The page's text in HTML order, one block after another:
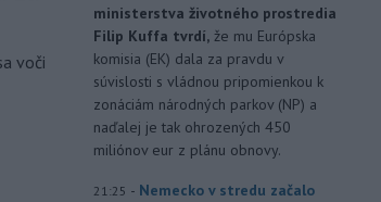
voči
ministerstva životného prostredia
Filip Kuffa tvrdí, že mu Európska
komisia (EK) dala za pravdu v
súvislosti s vládnou pripomienkou k
zonáciám národných parkov (NP) a
naďalej je tak ohrozených 450
miliónov eur z plánu obnovy.
21:25 - Nemecko v stredu začalo